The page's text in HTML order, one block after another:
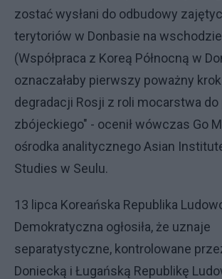
zostać wysłani do odbudowy
terytoriów w Donbasie na wschodzie
(Współpraca z Koreą Północną w
oznaczałaby pierwszy poważny
degradacji Rosji z roli mocarstwa do
zbójeckiego" - ocenił wówczas Go
ośrodka analitycznego Asian
Studies w Seulu.
13 lipca Koreańska Republika
Demokratyczna ogłosiła, że uznaje
separatystyczne, kontrolowane
Doniecką i Ługańską Republikę